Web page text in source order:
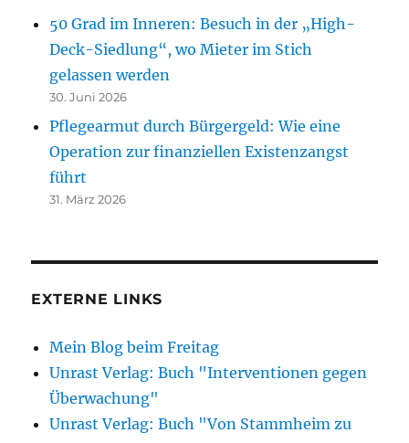
50 Grad im Inneren: Besuch in der „High-
Deck-Siedlung“, wo Mieter im Stich
gelassen werden
30. Juni 2026
Pflegearmut durch Bürgergeld: Wie eine
Operation zur finanziellen Existenzangst
führt
31. März 2026
EXTERNE LINKS
Mein Blog beim Freitag
Unrast Verlag: Buch "Interventionen gegen
Überwachung"
Unrast Verlag: Buch "Von Stammheim zu